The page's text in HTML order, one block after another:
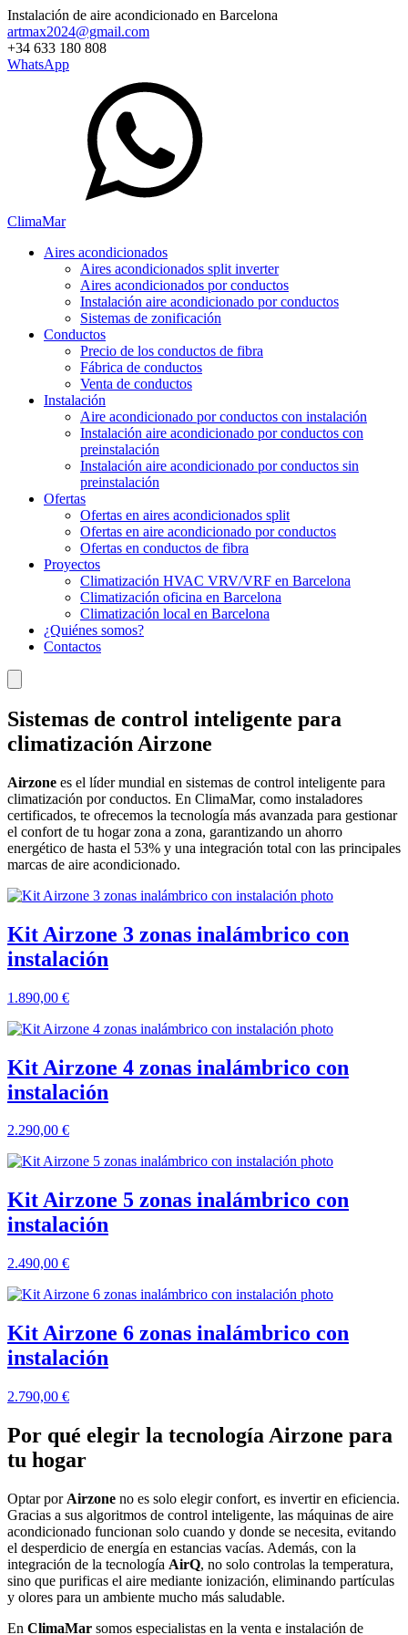
Instalación de aire acondicionado en Barcelona
artmax2024@gmail.com
+34 633 180 808
WhatsApp
ClimaMar
Aires acondicionados
Aires acondicionados split inverter
Aires acondicionados por conductos
Instalación aire acondicionado por conductos
Sistemas de zonificación
Conductos
Precio de los conductos de fibra
Fábrica de сonductos
Venta de conductos
Instalación
Aire acondicionado por conductos con instalación
Instalación aire acondicionado por conductos con
preinstalación
Instalación aire acondicionado por conductos sin
preinstalación
Ofertas
Ofertas en aires acondicionados split
Ofertas en aire acondicionado por conductos
Ofertas en conductos de fibra
Proyectos
Climatización HVAC VRV/VRF en Barcelona
Climatización oficina en Barcelona
Climatización local en Barcelona
¿Quiénes somos?
Contactos
Sistemas de control inteligente para
climatización Airzone
Airzone es el líder mundial en sistemas de control inteligente para
climatización por conductos. En ClimaMar, como instaladores
certificados, te ofrecemos la tecnología más avanzada para gestionar
el confort de tu hogar zona a zona, garantizando un ahorro
energético de hasta el 53% y una integración total con las principales
marcas de aire acondicionado.
Kit Airzone 3 zonas inalámbrico con
instalación
1.890,00 €
Kit Airzone 4 zonas inalámbrico con
instalación
2.290,00 €
Kit Airzone 5 zonas inalámbrico con
instalación
2.490,00 €
Kit Airzone 6 zonas inalámbrico con
instalación
2.790,00 €
Por qué elegir la tecnología Airzone para
tu hogar
Optar por Airzone no es solo elegir confort, es invertir en eficiencia.
Gracias a sus algoritmos de control inteligente, las máquinas de aire
acondicionado funcionan solo cuando y donde se necesita, evitando
el desperdicio de energía en estancias vacías. Además, con la
integración de la tecnología AirQ, no solo controlas la temperatura,
sino que purificas el aire mediante ionización, eliminando partículas
y olores para un ambiente mucho más saludable.
En ClimaMar somos especialistas en la venta e instalación de